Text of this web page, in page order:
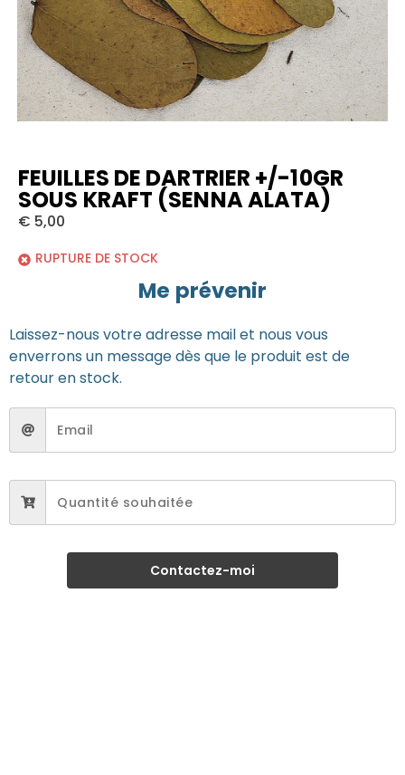
FEUILLES DE DARTRIER +/-10GR
SOUS KRAFT (SENNA ALATA)
€ 5,00
RUPTURE DE STOCK
Me prévenir
Laissez-nous votre adresse mail et nous vous
enverrons un message dès que le produit est de
retour en stock.
Contactez-moi